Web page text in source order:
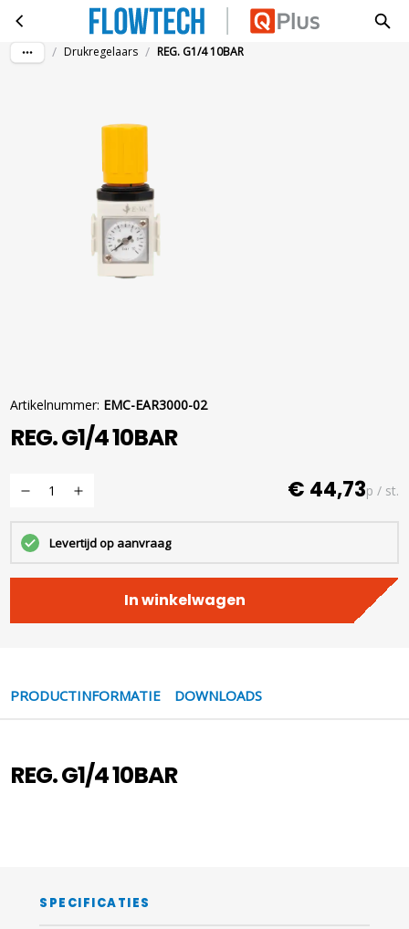
Ga naar hoofdinhoud REG. G1/4 10BAR
/ Drukregelaars / REG. G1/4 10BAR
Artikelnummer: EMC-EAR3000-02
REG. G1/4 10BAR
€ 44,73p / st.
Levertijd op aanvraag
In winkelwagen
PRODUCTINFORMATIE DOWNLOADS
REG. G1/4 10BAR
SPECIFICATIES